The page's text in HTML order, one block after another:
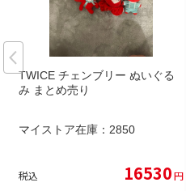
TWICE チェンブリー ぬいぐる
み まとめ売り
マイストア在庫： 2850
税込 16530円